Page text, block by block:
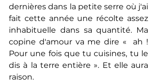
dernières dans la petite serre où j'ai
fait cette année une récolte assez
inhabituelle dans sa quantité. Ma
copine d'amour va me dire «  ah !
Pour une fois que tu cuisines, tu le
dis à la terre entière ». Et elle aura
raison.